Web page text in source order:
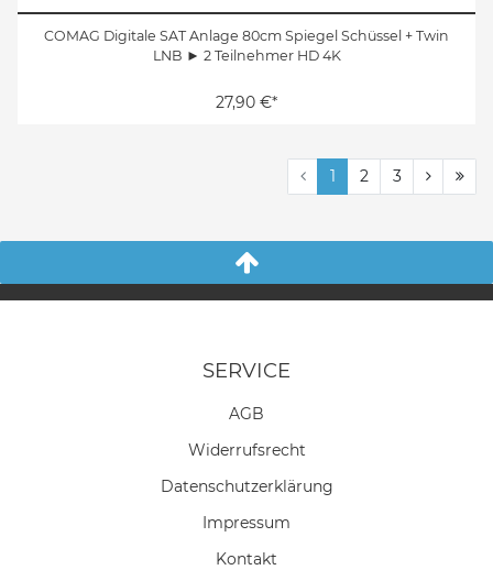
COMAG Digitale SAT Anlage 80cm Spiegel Schüssel + Twin
LNB ► 2 Teilnehmer HD 4K
27,90 €*
1 2 3
SERVICE
AGB
Widerrufs­recht
Daten­schutz­erklärung
Impressum
Kontakt